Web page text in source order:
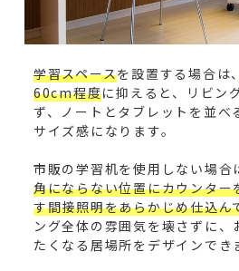
学習スペースを設置する場合は
60cm程度に抑えると、リビン
ず、ノートとタブレットを並べ
サイズ感になります。
市販の学習机を使用しない場合
角にならない位置にカウンター
す間接照明をあらかじめ仕込ん
ング全体の雰囲気を壊さずに、
たくなる居場所をデザインでき